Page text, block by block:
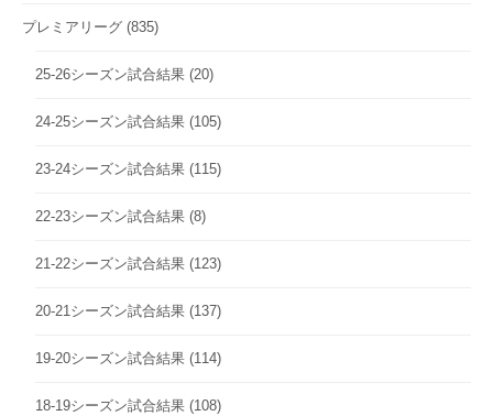
プレミアリーグ (835)
25-26シーズン試合結果 (20)
24-25シーズン試合結果 (105)
23-24シーズン試合結果 (115)
22-23シーズン試合結果 (8)
21-22シーズン試合結果 (123)
20-21シーズン試合結果 (137)
19-20シーズン試合結果 (114)
18-19シーズン試合結果 (108)